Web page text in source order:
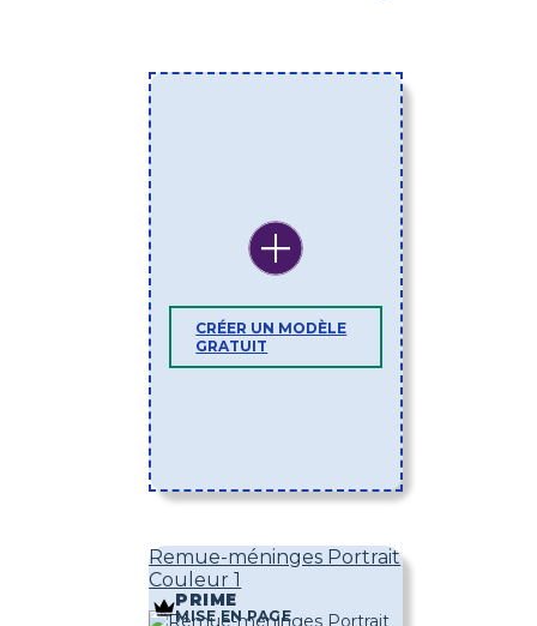
CRÉER UN MODÈLE
GRATUIT
Remue-méninges Portrait
Couleur 1
PRIME
MISE EN PAGE